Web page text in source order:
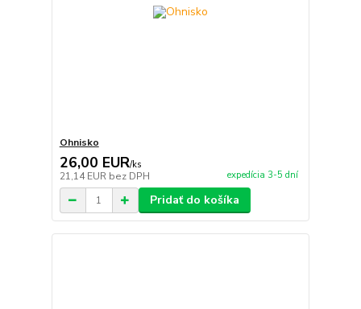
Ohnisko
26,00 EUR/ks
21,14 EUR bez DPH expedícia 3-5 dní
Pridať do košíka